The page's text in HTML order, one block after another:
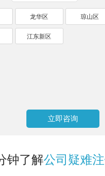
龙华区 琼山区
江东新区
立即咨询
钟了解公司疑难